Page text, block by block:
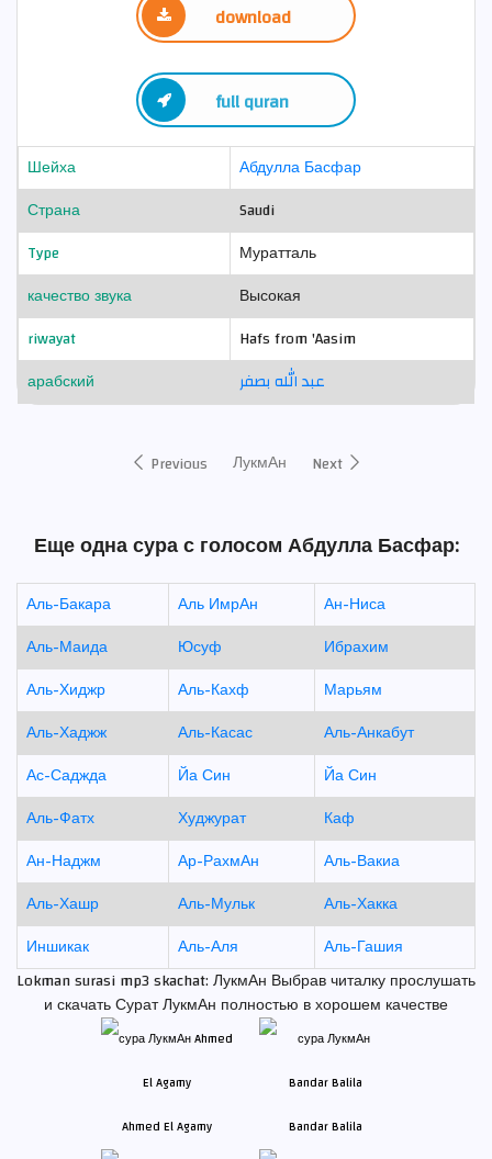
download
full quran
Шейха
Абдулла Басфар
Страна
Saudi
Type
Муратталь
качество звука
Высокая
riwayat
Hafs from 'Aasim
арабский
عبد الله بصفر
Previous ЛукмАн Next
Еще одна сура с голосом Абдулла Басфар:
Аль-Бакара Аль ИмрАн
Ан-Ниса
Аль-Маида
Юсуф
Ибрахим
Аль-Хиджр
Аль-Кахф
Марьям
Аль-Хаджж
Аль-Касас
Аль-Анкабут
Ас-Саджда
Йа Син
Йа Син
Аль-Фатх
Худжурат
Каф
Ан-Наджм
Ар-РахмАн
Аль-Вакиа
Аль-Хашр
Аль-Мульк
Аль-Хакка
Иншикак
Аль-Аля
Аль-Гашия
Lokman surasi mp3 skachat: ЛукмАн Выбрав читалку прослушать
и скачать Сурат ЛукмАн полностью в хорошем качестве
Ahmed El Agamy Bandar Balila